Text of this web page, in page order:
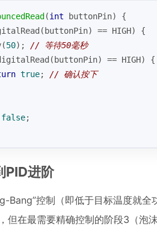
(int buttonPin)
{
(buttonPin) == HIGH) {
(50); // 等待50毫秒
(buttonPin) == HIGH) {
true; // 确认按下
false;
PID进阶
Bang”控制（即低于目标温度就
但在最需要精确控制的阶段3（泡